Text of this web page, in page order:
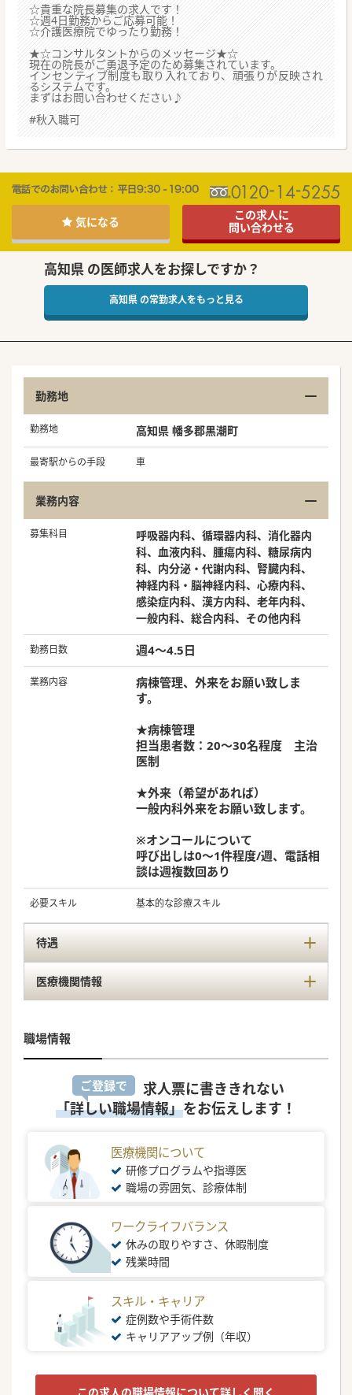
☆貴重な院長募集の求人です！
☆週4日勤務からご応募可能！
☆介護医療院でゆったり勤務！
★☆コンサルタントからのメッセージ★☆
現在の院長がご勇退予定のため募集されています。
インセンティブ制度も取り入れており、頑張りが反映され
るシステムです。
まずはお問い合わせください♪
#秋入職可
気になる
この求人に
問い合わせる
高知県 の医師求人をお探しですか？
高知県 の常勤求人をもっと見る
勤務地
勤務地 高知県 幡多郡黒潮町
最寄駅からの手段 車
業務内容
募集科目
呼吸器内科、循環器内科、消化器内
科、血液内科、腫瘍内科、糖尿病内
科、内分泌・代謝内科、腎臓内科、
神経内科・脳神経内科、心療内科、
感染症内科、漢方内科、老年内科、
一般内科、総合内科、その他内科
勤務日数 週4～4.5日
業務内容
病棟管理、外来をお願い致しま
す。
★病棟管理
担当患者数：20～30名程度 主治
医制
★外来（希望があれば）
一般内科外来をお願い致します。
※オンコールについて
呼び出しは0～1件程度/週、電話相
談は週複数回あり
必要スキル 基本的な診療スキル
待遇
医療機関情報
職場情報
ご登録で
求人票に書ききれない
「詳しい職場情報」をお伝えします！
医療機関について
研修プログラムや指導医
職場の雰囲気、診療体制
ワークライフバランス
休みの取りやすさ、休暇制度
残業時間
スキル・キャリア
症例数や手術件数
キャリアアップ例（年収）